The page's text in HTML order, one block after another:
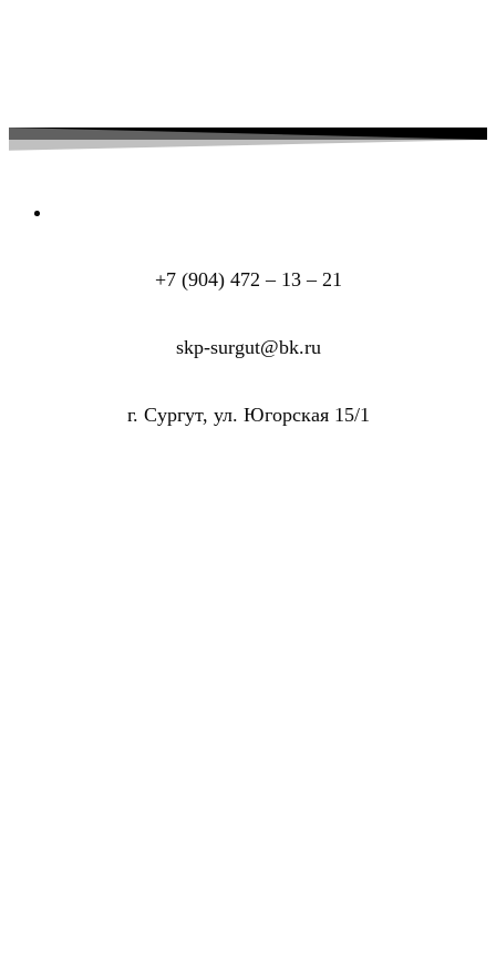
+7 (904) 472 – 13 – 21
skp-surgut@bk.ru
г. Сургут, ул. Югорская 15/1